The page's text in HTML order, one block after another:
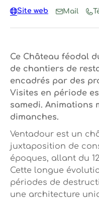
Ce Château féodal
de chantiers de
encadrés par des
Visites en période
samedi. Animations
dimanches.
Ventadour est un
juxtaposition de
époques, allant du
Cette longue
périodes de
une architecture
Site web Mail